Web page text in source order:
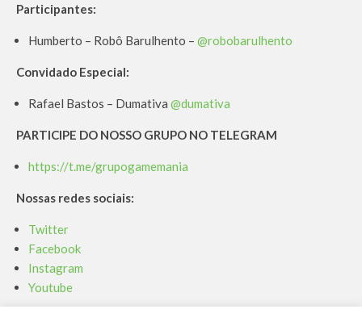
Participantes:
Humberto – Robô Barulhento – @robobarulhento
Convidado Especial:
Rafael Bastos – Dumativa @dumativa
PARTICIPE DO NOSSO GRUPO NO TELEGRAM
https://t.me/grupogamemania
Nossas redes sociais:
Twitter
Facebook
Instagram
Youtube